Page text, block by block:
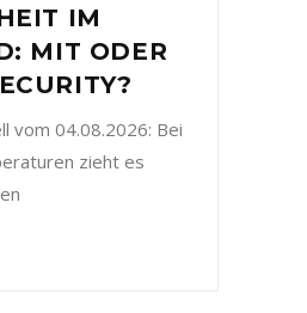
IM
MIT ODER
vom 04.08.2026: Bei
zieht es